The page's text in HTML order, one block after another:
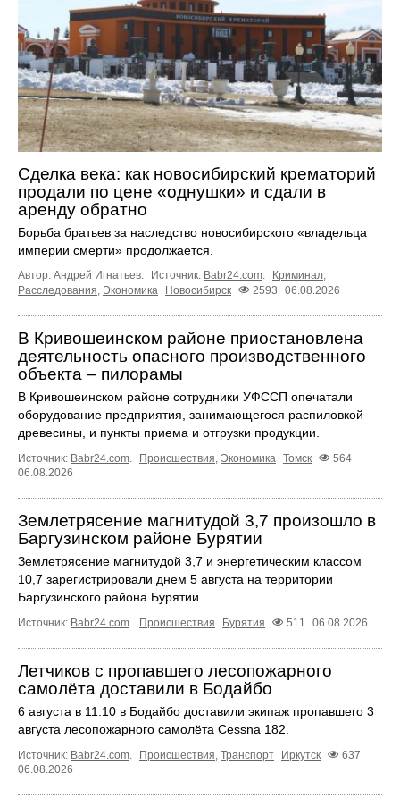
Сделка века: как новосибирский крематорий
продали по цене «однушки» и сдали в
аренду обратно
Борьба братьев за наследство новосибирского «владельца
империи смерти» продолжается.
Автор: Андрей Игнатьев. Источник: Babr24.com Криминал
Расследования Экономика Новосибирск 2593 06.08.2026
В Кривошеинском районе приостановлена
деятельность опасного производственного
объекта – пилорамы
В Кривошеинском районе сотрудники УФССП опечатали
оборудование предприятия, занимающегося распиловкой
древесины, и пункты приема и отгрузки продукции.
Источник: Babr24.com Происшествия Экономика Томск
564
06.08.2026
Землетрясение магнитудой 3,7 произошло в
Баргузинском районе Бурятии
Землетрясение магнитудой 3,7 и энергетическим классом
10,7 зарегистрировали днем 5 августа на территории
Баргузинского района Бурятии.
Источник: Babr24.com. Происшествия Бурятия 511 06.08.2026
Летчиков с пропавшего лесопожарного
самолёта доставили в Бодайбо
6 августа в 11:10 в Бодайбо доставили экипаж пропавшего 3
августа лесопожарного самолёта Cessna 182.
Источник: Babr24.com. Происшествия, Транспорт Иркутск
637
06.08.2026